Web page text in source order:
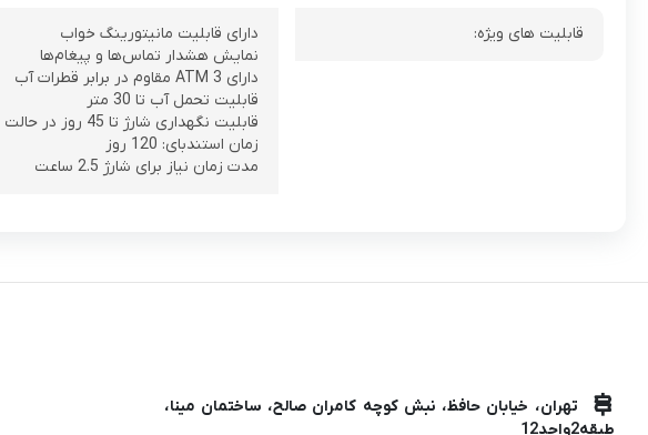
قابلیت های ویژه:
دارای قابلیت مانیتورینگ خواب
نمایش هشدار تماس‌‌ها و پیغام‌ها
دارای 3 ATM مقاوم در برابر قطرات آب
قابلیت تحمل آب تا 30 متر
قابلیت نگهداری شارژ تا 45 روز در حالت استفاده عادی
زمان استندبای: 120 روز
مدت زمان نیاز برای شارژ 2.5 ساعت
تهران، خیابان حافظ، نبش کوچه کامران صالح، ساختمان مینا،
طبقه2واحد12